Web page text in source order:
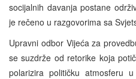
socijalnih davanja postane
je rečeno u razgovorima sa
Upravni odbor Vijeća za
se suzdrže od retorike koja
polarizira političku atmosferu